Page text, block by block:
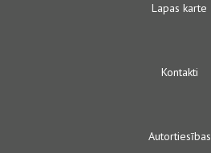
Lapas karte
Kontakti
Autortiesības